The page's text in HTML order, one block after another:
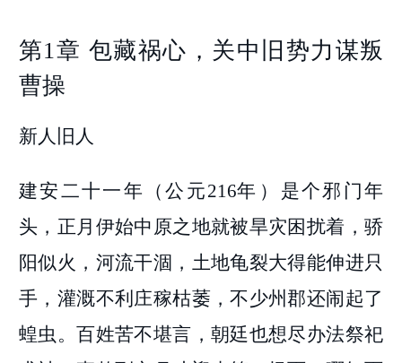
第1章 包藏祸心，关中旧势力谋叛
曹操